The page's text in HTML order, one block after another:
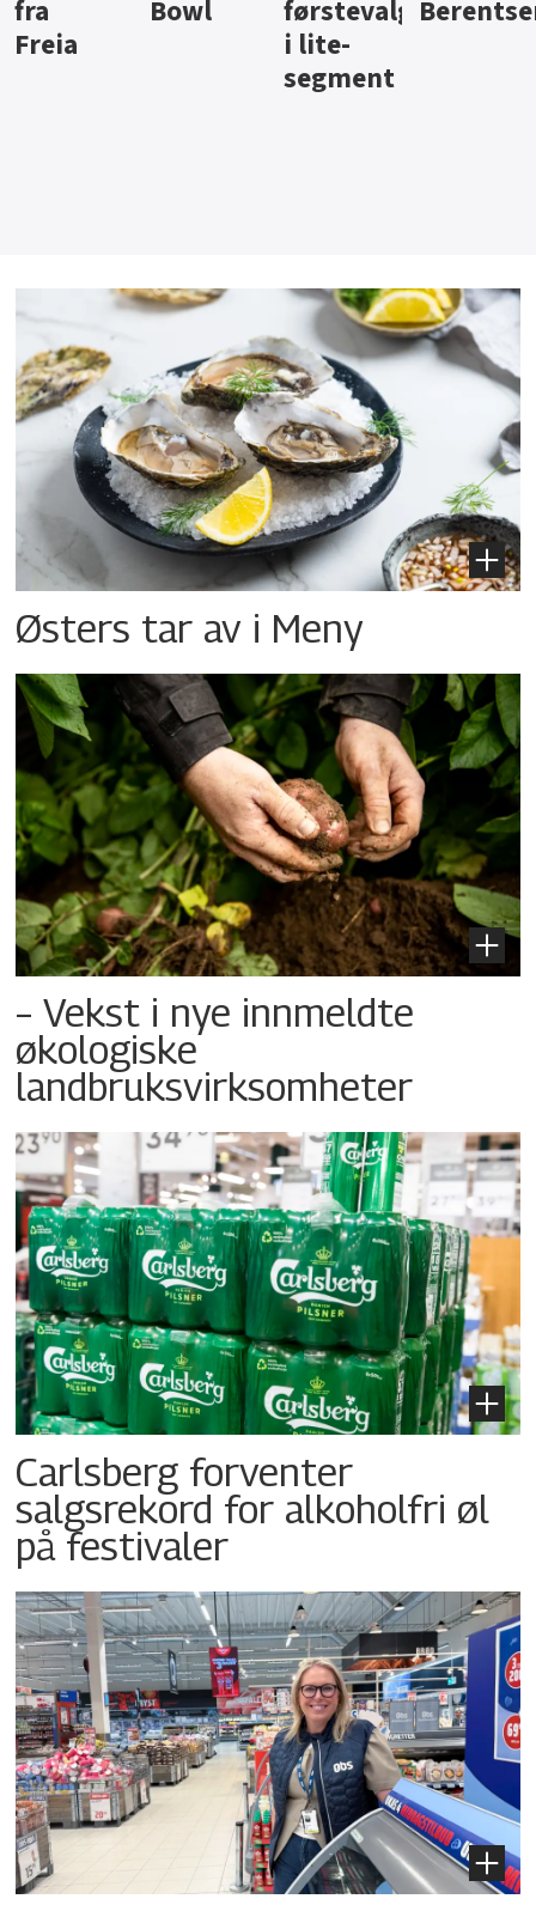
Bowl
førstevalg
Berentsen Hansa
Østers tar av i Meny
– Vekst i nye innmeldte
økologiske
landbruksvirksomheter
Carlsberg forventer
salgsrekord for alkoholfri øl
på festivaler